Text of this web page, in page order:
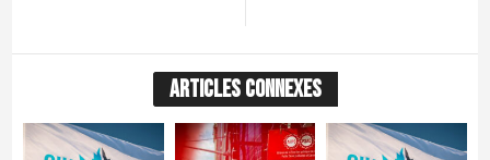
ARTICLES CONNEXES